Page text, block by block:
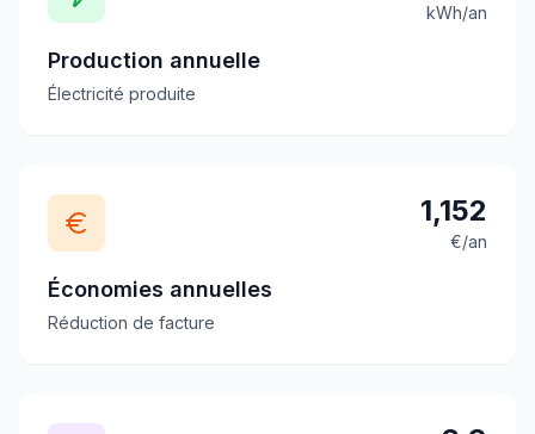
kWh/an
Production annuelle
Électricité produite
1,152
€/an
Économies annuelles
Réduction de facture